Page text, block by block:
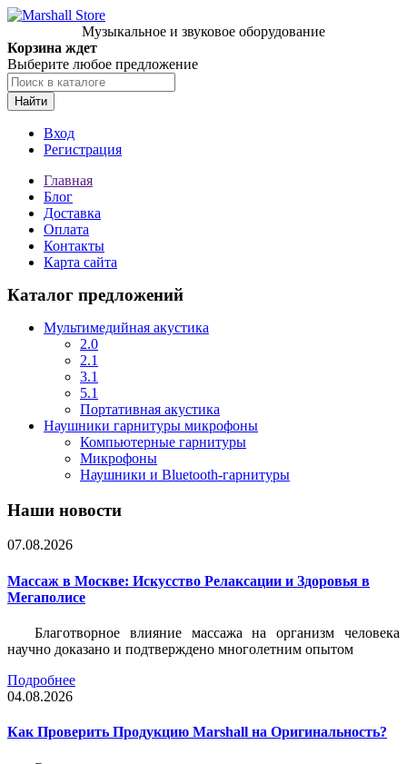
Музыкальное и звуковое оборудование
Корзина ждет
Выберите любое предложение
Найти
Вход
Регистрация
Главная
Блог
Доставка
Оплата
Контакты
Карта сайта
Каталог предложений
Мультимедийная акустика
2.0
2.1
3.1
5.1
Портативная акустика
Наушники гарнитуры микрофоны
Компьютерные гарнитуры
Микрофоны
Наушники и Bluetooth-гарнитуры
Наши новости
07.08.2026
Массаж в Москве: Искусство Релаксации и Здоровья в
Мегаполисе
Благотворное влияние массажа на организм человека
научно доказано и подтверждено многолетним опытом
Подробнее
04.08.2026
Как Проверить Продукцию Marshall на Оригинальность?